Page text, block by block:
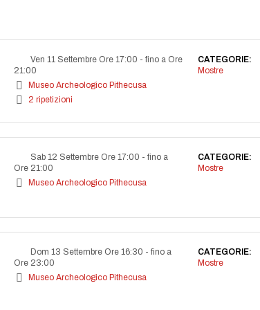
Ven 11 Settembre Ore 17:00 - fino a Ore
21:00
Museo Archeologico Pithecusa
2 ripetizioni
CATEGORIE:
Mostre
Sab 12 Settembre Ore 17:00 - fino a
Ore 21:00
Museo Archeologico Pithecusa
CATEGORIE:
Mostre
Dom 13 Settembre Ore 16:30 - fino a
Ore 23:00
Museo Archeologico Pithecusa
CATEGORIE:
Mostre